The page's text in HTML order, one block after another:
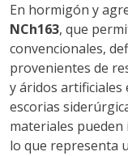
En hormigón y
NCh163, que
convencionales,
provenientes de
y áridos artificiales
escorias
materiales pueden
lo que representa